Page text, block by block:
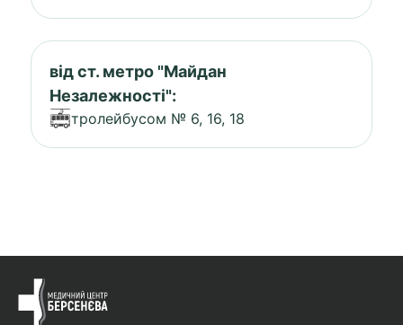
від ст. метро "Майдан
Незалежності":
тролейбусом № 6, 16, 18